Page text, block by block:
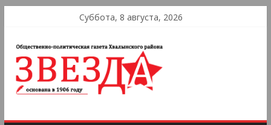
Суббота, 8 августа, 2026